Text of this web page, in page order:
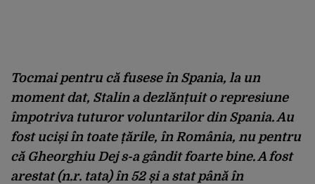
Tocmai pentru că fusese în Spania, la un
moment dat, Stalin a dezlănțuit o represiune
împotriva tuturor voluntarilor din Spania. Au
fost uciși în toate țările, în România, nu pentru
că Gheorghiu Dej s-a gândit foarte bine. A fost
arestat (n.r. tata) în 52 și a stat până în